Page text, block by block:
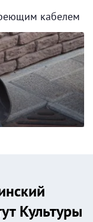
кабелем
Культуры